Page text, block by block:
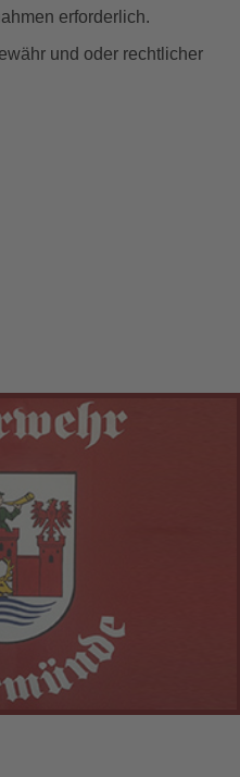
erforderlich.
und oder rechtlicher